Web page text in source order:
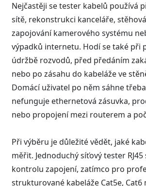
Nejčastěji se tester kabelů používá
sítě, rekonstrukci kanceláře,
zapojování kamerového systému
výpadků internetu. Hodí se také při
údržbě rozvodů, před předáním
nebo po zásahu do kabeláže ve
Domácí uživatel po něm sáhne
nefunguje ethernetová zásuvka,
nebo propojení mezi routerem a
Při výběru je důležité vědět, jaké
měřit. Jednoduchý síťový tester
kontrolu zapojení, zatímco pro
strukturované kabeláže Cat5e, Cat6